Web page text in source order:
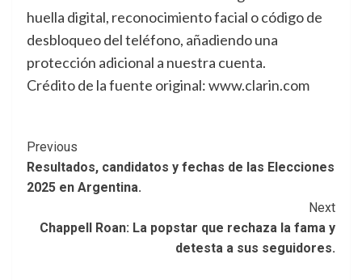
huella digital, reconocimiento facial o código de
desbloqueo del teléfono, añadiendo una
protección adicional a nuestra cuenta.
Crédito de la fuente original: www.clarin.com
Post
Navigation
Previous
Resultados, candidatos y fechas de las Elecciones
2025 en Argentina.
Next
Chappell Roan: La popstar que rechaza la fama y
detesta a sus seguidores.